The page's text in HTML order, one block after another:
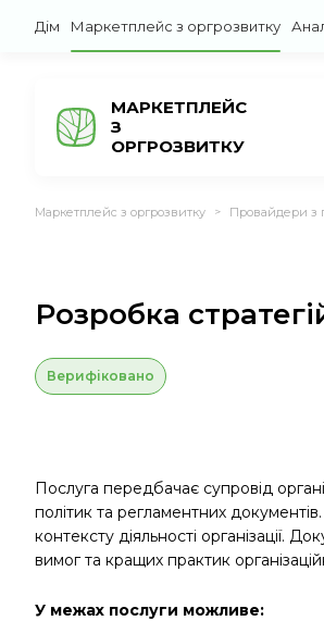
Дім Маркетплейс з оргрозвитку
МАРКЕТПЛЕЙС
З
ОРГРОЗВИТКУ
Маркетплейс з оргрозвитку > Провайдери з
Розробка
Верифіковано
Послуга передбачає супровід
політик та регламентних
контексту діяльності організації.
вимог та кращих практик
У межах послуги можливе: